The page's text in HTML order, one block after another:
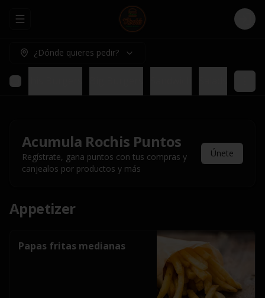
Abrir menu de navegación Login
¿Dónde quieres pedir?
Rochis Burgers
Acumula Rochis Puntos
Regístrate, gana puntos con tus compras y
canjealos por productos y más
Únete
Appetizer
Papas fritas medianas